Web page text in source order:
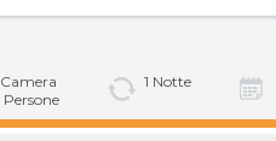
Camera
Persone
1 Notte